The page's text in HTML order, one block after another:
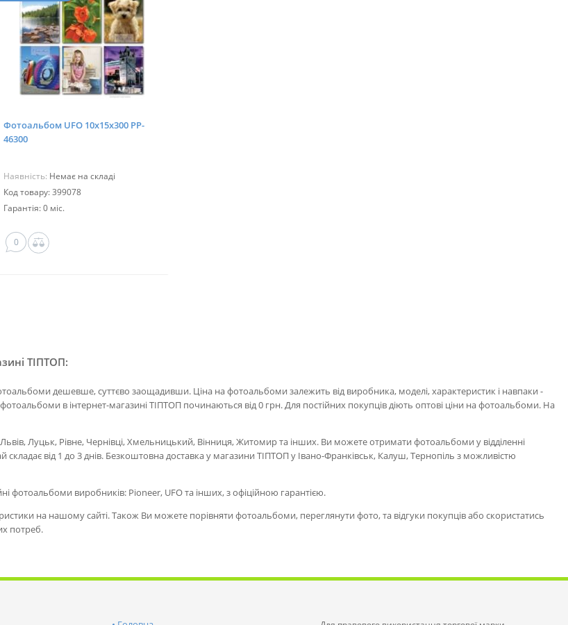
Фотоальбом UFO 10x15x300 PP-
46300
Наявність: Немає на складі
Код товару: 399078
Гарантія: 0 міс.
0
ТІПТОП:
дешевше, суттєво заощадивши. Ціна на фотоальбоми залежить від виробника, моделі, характеристик і навпаки -
в інтернет-магазині ТІПТОП починаються від 0 грн. Для постійних покупців діють оптові ціни на фотоальбоми. На
Луцьк, Рівне, Чернівці, Хмельницький, Вінниця, Житомир та інших. Ви можете отримати фотоальбоми у відділенні
від 1 до 3 днів. Безкоштовна доставка у магазини ТІПТОП у Івано-Франківськ, Калуш, Тернопіль з можливістю
фотоальбоми виробників: Pioneer, UFO та інших, з офіційною гарантією.
на нашому сайті. Також Ви можете порівняти фотоальбоми, переглянути фото, та відгуки покупців або скористатись
потреб.